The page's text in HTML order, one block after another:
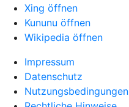
Xing öffnen
Kununu öffnen
Wikipedia öffnen
Impressum
Datenschutz
Nutzungsbedingungen